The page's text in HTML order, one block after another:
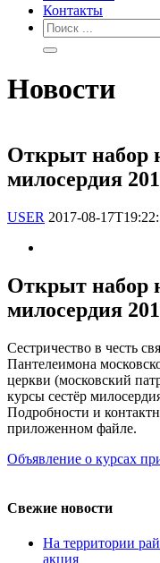
Контакты
Новости
Открыт набор
милосердия
USER 2017-08-
Открыт набор
милосердия
Сестричество в честь
Пантелеимона
церкви (московский
курсы сестёр
Подробности и
приложенном файле.
Объявление о курсах
Свежие новости
На территории
акция